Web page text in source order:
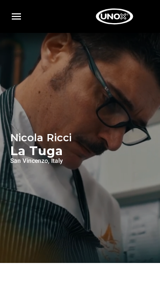
Nicola Ricci
La Tuga
San Vincenzo, Italy